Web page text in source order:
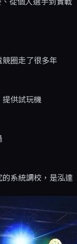
圈走了很多年
供試玩機
系統調校，是泓達